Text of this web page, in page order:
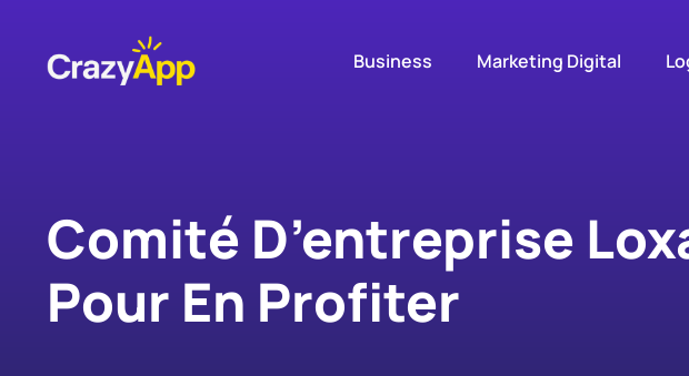
Business Marketing Digital
Comité D’entreprise
Pour En Profiter